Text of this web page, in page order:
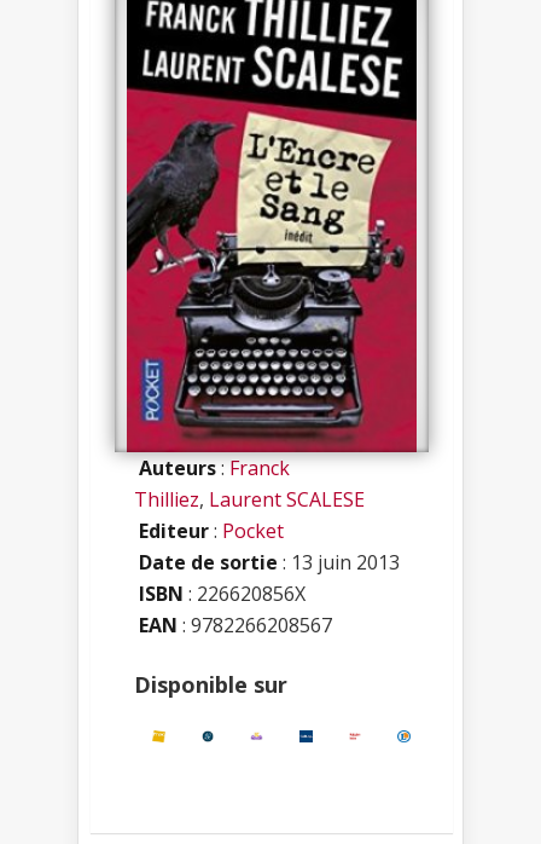
Auteurs:Franck
Thilliez, Laurent SCALESE
Editeur: Pocket
Date de sortie : 13 juin 2013
ISBN : 226620856X
EAN : 9782266208567
Disponible sur